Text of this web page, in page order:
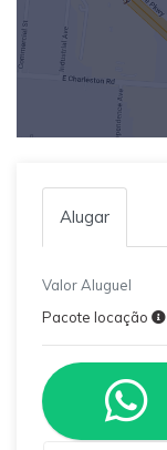
Alugar
Valor Aluguel
Pacote locação